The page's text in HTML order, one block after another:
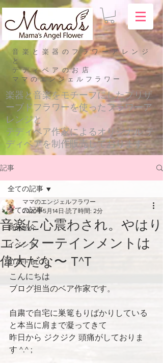
音楽と楽器のフラワーアレンジ
と
テディベアのお店
​ママのエンジェルフラワー
​楽器と音楽をモチーフにしたプリザ
ーブドフラワーを使ったフラワーア
レンジと
テディベア作家によるオリジナル テ
ディベアを制作販売しております。
記事
全ての記事
商品紹介
イベント
STAFF BLOG
全ての記事
音楽に心震わされ。やはり
エンターテインメントは
偉大だな〜 T^T
ママのエンジェルフラワー
2020年5月14日 読了時間: 2分
こんにちは
ブログ担当のベア作家です。
自粛で自宅に巣篭もりばかりしている
と本当に肩まで凝ってきて
昨日から ジクジク 頭痛がしておりま
す ^.^ ;